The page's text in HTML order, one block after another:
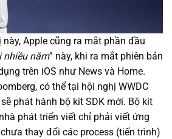
Apple cũng ra mắt phần đầu
nhiều năm” này, khi ra mắt phiên bản
trên iOS như News và Home.
có thể tại hội nghị WWDC
phát hành bộ kit SDK mới. Bộ kit
phát triển viết chỉ phải viết ứng
thay đổi các process (tiến trình)